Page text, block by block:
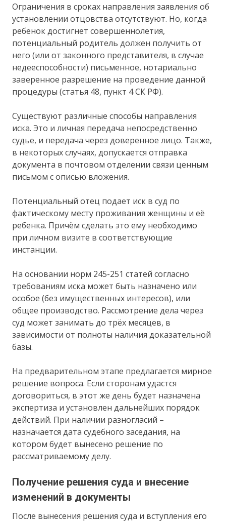
Ограничения в сроках направления заявления об
установлении отцовства отсутствуют. Но, когда
ребенок достигнет совершеннолетия,
потенциальный родитель должен получить от
него (или от законного представителя, в случае
недееспособности) письменное, нотариально
заверенное разрешение на проведение данной
процедуры (статья 48, пункт 4 СК РФ).
Существуют различные способы направления
иска. Это и личная передача непосредственно
судье, и передача через доверенное лицо. Также,
в некоторых случаях, допускается отправка
документа в почтовом отделении связи ценным
письмом с описью вложения.
Потенциальный отец подает иск в суд по
фактическому месту проживания женщины и её
ребенка. Причём сделать это ему необходимо
при личном визите в соответствующие
инстанции.
На основании норм 245-251 статей согласно
требованиям иска может быть назначено или
особое (без имущественных интересов), или
общее производство. Рассмотрение дела через
суд может занимать до трёх месяцев, в
зависимости от полноты наличия доказательной
базы.
На предварительном этапе предлагается мирное
решение вопроса. Если сторонам удастся
договориться, в этот же день будет назначена
экспертиза и установлен дальнейших порядок
действий. При наличии разногласий –
назначается дата судебного заседания, на
котором будет вынесено решение по
рассматриваемому делу.
Получение решения суда и внесение
изменений в документы
После вынесения решения суда и вступления его